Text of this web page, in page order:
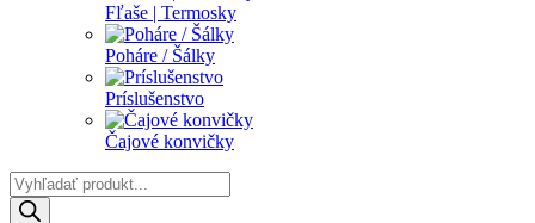
Fľaše | Termosky
Poháre / Šálky
Príslušenstvo
Čajové konvičky
Products
search